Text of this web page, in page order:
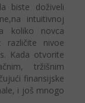
biste doživeli
intuitivnoj
koliko novca
različite nivoe
Kada otvorite
tržišnim
finansijske
i još mnogo